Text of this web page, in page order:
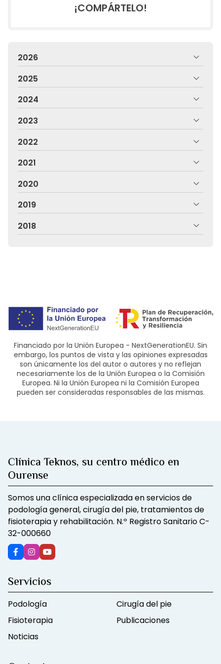
¡COMPÁRTELO!
2026
2025
2024
2023
2022
2021
2020
2019
2018
Financiado por la Unión Europea - NextGenerationEU. Sin
embargo, los puntos de vista y las opiniones expresadas
son únicamente los del autor o autores y no reflejan
necesariamente los de la Unión Europea o la Comisión
Europea. Ni la Unión Europea ni la Comisión Europea
pueden ser consideradas responsables de las mismas.
Clínica Teknos, su centro médico en
Ourense
Somos una clínica especializada en servicios de
podología general, cirugía del pie, tratamientos de
fisioterapia y rehabilitación. N.º Registro Sanitario C-
32-000660
Servicios
Podología
Cirugía del pie
Fisioterapia
Publicaciones
Noticias